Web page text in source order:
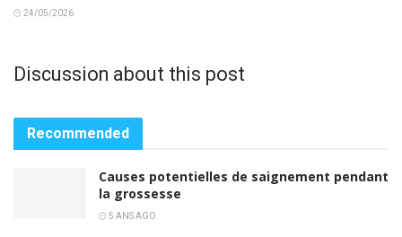
24/05/2026
Discussion about this post
Recommended
Causes potentielles de saignement pendant
la grossesse
5 ANS AGO